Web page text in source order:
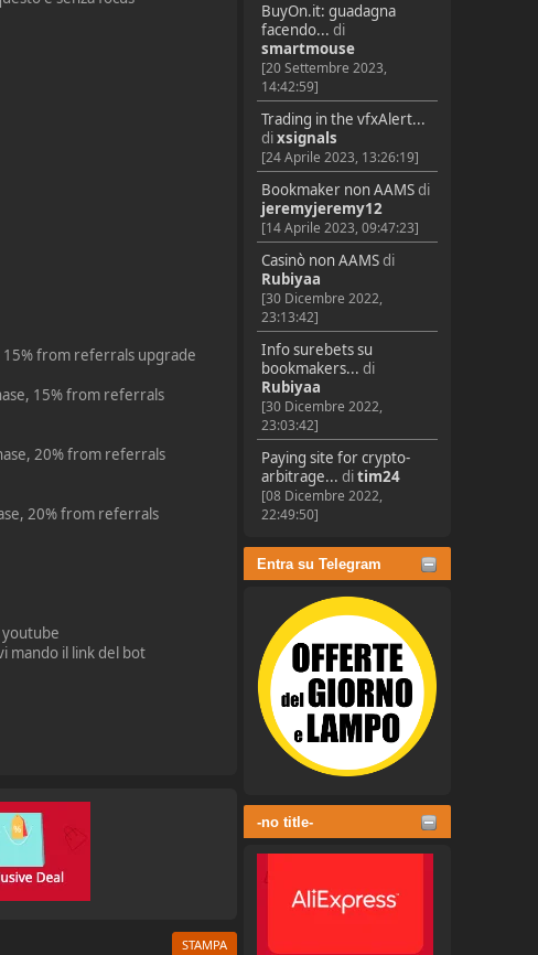
BuyOn.it: guadagna
facendo... di
smartmouse
[20 Settembre 2023,
14:42:59]
Trading in the vfxAlert...
dixsignals
[24 Aprile 2023, 13:26:19]
Bookmaker non AAMSdi
jeremyjeremy12
[14 Aprile 2023, 09:47:23]
Casinò non AAMSdi
Rubiyaa
[30 Dicembre 2022,
23:13:42]
Info surebets su
bookmakers... di
Rubiyaa
[30 Dicembre 2022,
23:03:42]
Paying site for crypto-
arbitrage... ditim24
[08 Dicembre 2022,
22:49:50]
Entra su Telegram
-no title-
15% from referrals upgrade
15% from referrals
20% from referrals
20% from referrals
youtube
mando il link del bot
STAMPA